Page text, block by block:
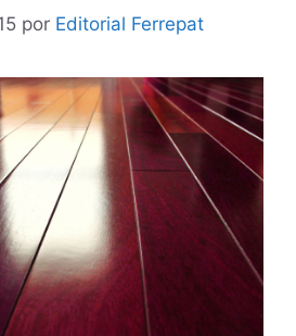
por Editorial Ferrepat